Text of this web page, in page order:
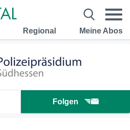
Regional Meine Abos
Folgen